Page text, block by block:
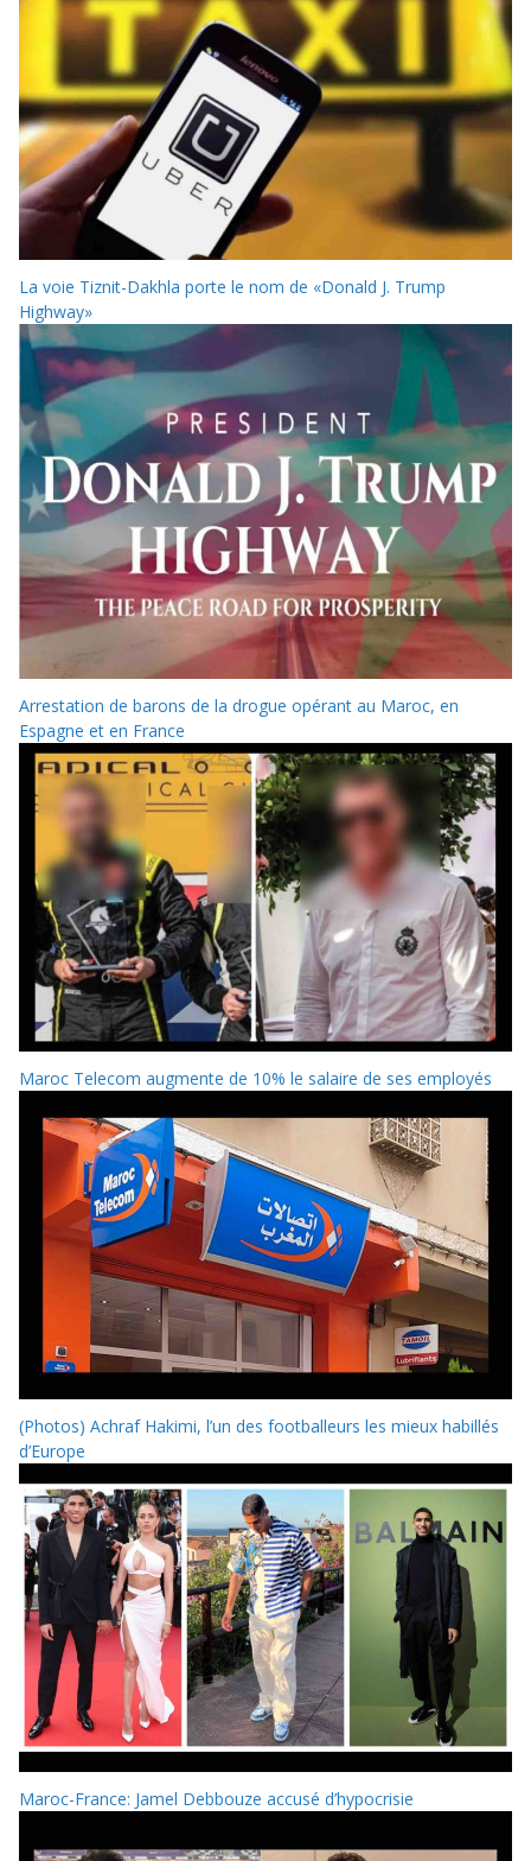
La voie Tiznit-Dakhla porte le nom de «Donald J. Trump
Highway»
Arrestation de barons de la drogue opérant au Maroc, en
Espagne et en France
Maroc Telecom augmente de 10% le salaire de ses employés
(Photos) Achraf Hakimi, l’un des footballeurs les mieux habillés
d’Europe
Maroc-France: Jamel Debbouze accusé d’hypocrisie